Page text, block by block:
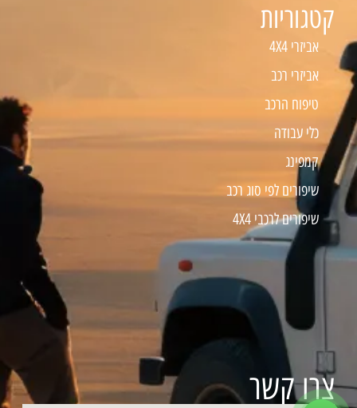
קטגוריות
אביזרי 4X4
אביזרי רכב
טיפוח הרכב
כלי עבודה
קמפינג
שיפורים לפי סוג רכב
שיפורים לרכבי 4X4
צרו קשר